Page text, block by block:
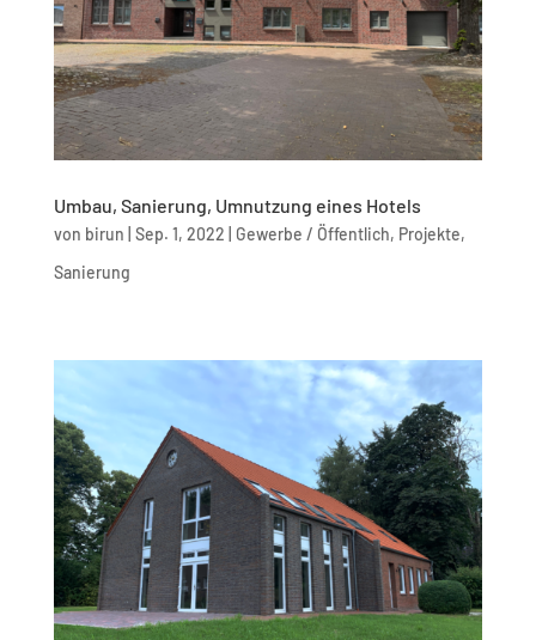
Umbau, Sanierung, Umnutzung eines Hotels
von birun Sep. 1, 2022 Gewerbe / Öffentlich, Projekte,
Sanierung